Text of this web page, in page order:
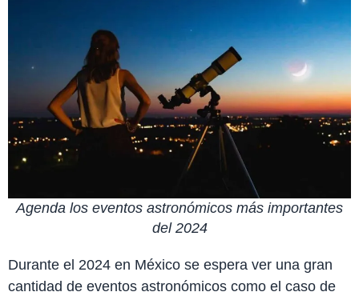
Agenda los eventos astronómicos más importantes
del 2024
Durante el 2024 en México se espera ver una gran
cantidad de eventos astronómicos como el caso de